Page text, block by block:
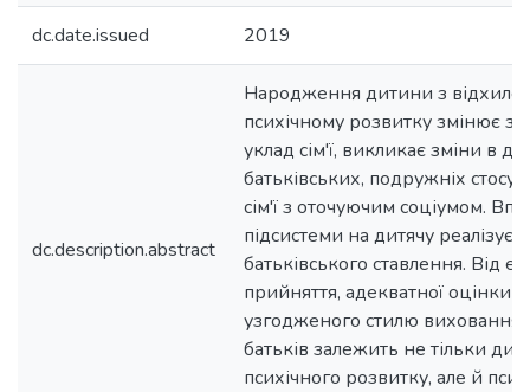
dc.date.issued 2019
dc.description.abstract
Народження дитини з
психічному розвитку змінює
уклад сім'ї, викликає зміни в
батьківських, подружніх
сім'ї з оточуючим соціумом.
підсистеми на дитячу
батьківського ставлення. Від
прийняття, адекватної оцінки
узгодженого стилю виховання
батьків залежить не тільки
психічного розвитку, але й